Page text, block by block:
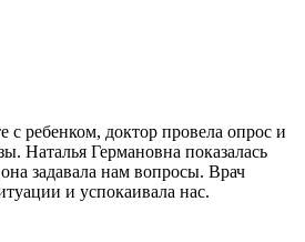
с ребенком, доктор провела опрос и
Наталья Германовна показалась
задавала нам вопросы. Врач
и успокаивала нас.